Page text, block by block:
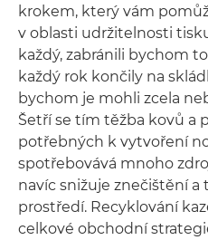
krokem, který vám
v oblasti udržitelnosti
každý, zabránili bychom
každý rok končily na
bychom je mohli zcela
Šetří se tím těžba kovů a
potřebných k vytvoření
spotřebovává mnoho
navíc snižuje znečištění
prostředí. Recyklování
celkové obchodní